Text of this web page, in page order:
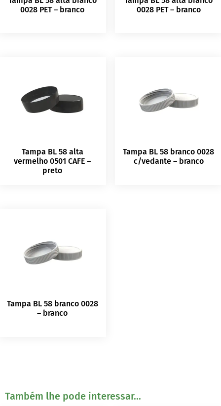
0028 PET – branco
0028 PET – branco
Tampa BL 58 alta
vermelho 0501 CAFE –
preto
Tampa BL 58 branco 0028
c/vedante – branco
Tampa BL 58 branco 0028
– branco
Também lhe pode interessar...